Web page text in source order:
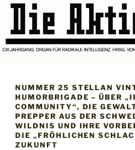
NUMMER 25 STELLAN
HUMORBRIGADE – ÜBER
COMMUNITY“, DIE
PREPPER AUS DER
WILDNIS UND IHRE
DIE „FRÖHLICHEN
ZUKUNFT